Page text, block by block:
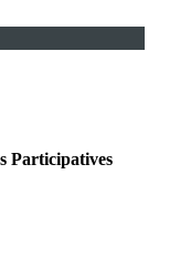
Participatives